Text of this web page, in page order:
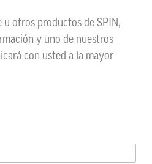
u otros productos de SPIN,
y uno de nuestros
con usted a la mayor